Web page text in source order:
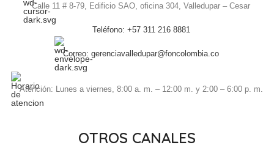
Calle 11 # 8-79, Edificio SAO, oficina 304, Valledupar – Cesar
Teléfono: +57 311 216 8881
Correo: gerenciavalledupar@foncolombia.co
Atención: Lunes a viernes, 8:00 a. m. – 12:00 m. y 2:00 – 6:00 p. m.
OTROS CANALES